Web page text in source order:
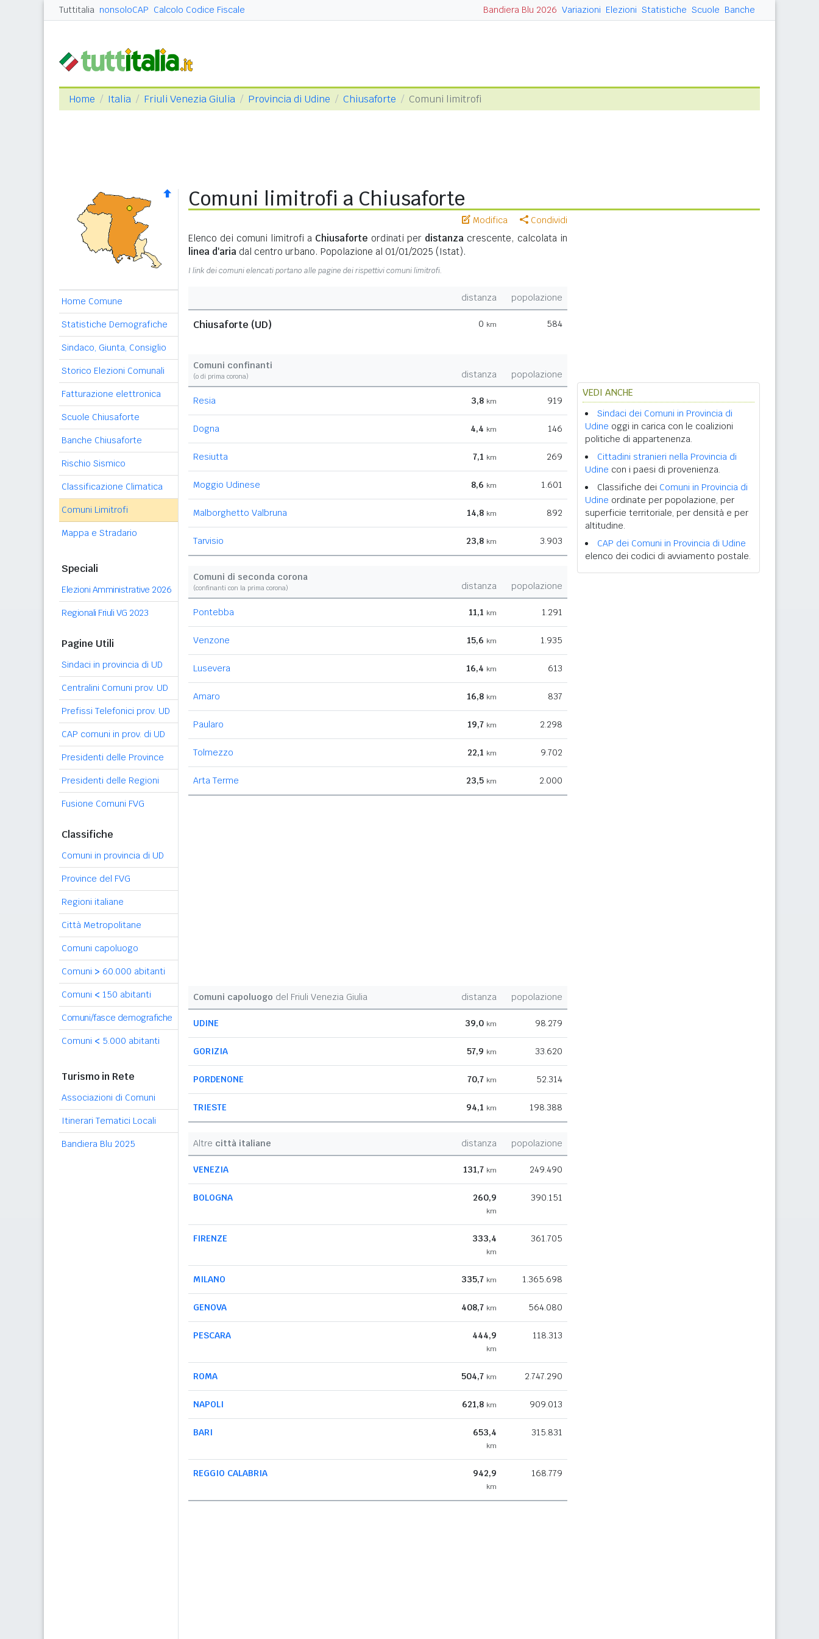
Tuttitalia nonsoloCAP Calcolo Codice Fiscale Bandiera Blu 2026 Variazioni Elezioni Statistiche Scuole Banche
Home Italia Friuli Venezia Giulia Provincia di Udine Chiusaforte Comuni limitrofi
Home Comune
Statistiche Demografiche
Sindaco, Giunta, Consiglio
Storico Elezioni Comunali
Fatturazione elettronica
Scuole Chiusaforte
Banche Chiusaforte
Rischio Sismico
Classificazione Climatica
Comuni Limitrofi
Mappa e Stradario
Speciali
Elezioni Amministrative 2026
Regionali Friuli VG 2023
Pagine Utili
Sindaci in provincia di UD
Centralini Comuni prov. UD
Prefissi Telefonici prov. UD
CAP comuni in prov. di UD
Presidenti delle Province
Presidenti delle Regioni
Fusione Comuni FVG
Classifiche
Comuni in provincia di UD
Province del FVG
Regioni italiane
Città Metropolitane
Comuni capoluogo
Comuni > 60.000 abitanti
Comuni < 150 abitanti
Comuni/fasce demografiche
Comuni < 5.000 abitanti
Turismo in Rete
Associazioni di Comuni
Itinerari Tematici Locali
Bandiera Blu 2025
Comuni limitrofi a Chiusaforte
Modifica Condividi
Elenco dei comuni limitrofi a Chiusaforte ordinati per distanzacrescente, calcolata in
linea d'aria dal centro urbano. Popolazione al 01/01/2025 (Istat).
I link dei comuni elencati portano alle pagine dei rispettivi comuni limitrofi.
distanza popolazione
Chiusaforte (UD) 0 km 584
Comuni confinanti
(o di prima corona) distanza popolazione
Resia 3,8 km 919
Dogna 4,4 km 146
Resiutta 7,1 km 269
Moggio Udinese 8,6 km 1.601
Malborghetto Valbruna 14,8 km 892
Tarvisio 23,8 km 3.903
Comuni di seconda corona
(confinanti con la prima corona) distanza popolazione
Pontebba 11,1 km 1.291
Venzone 15,6 km 1.935
Lusevera 16,4 km 613
Amaro 16,8 km 837
Paularo 19,7 km 2.298
Tolmezzo 22,1 km 9.702
Arta Terme 23,5 km 2.000
Comuni capoluogo del Friuli Venezia Giulia distanza popolazione
UDINE 39,0 km 98.279
GORIZIA 57,9 km 33.620
PORDENONE 70,7 km 52.314
TRIESTE 94,1 km 198.388
Altre città italiane distanza popolazione
VENEZIA 131,7 km 249.490
BOLOGNA 260,9
km
390.151
FIRENZE 333,4
km
361.705
MILANO 335,7 km 1.365.698
GENOVA 408,7 km 564.080
PESCARA 444,9
km
118.313
ROMA 504,7 km 2.747.290
NAPOLI 621,8 km 909.013
BARI 653,4
km
315.831
REGGIO CALABRIA 942,9
km
168.779
VEDI ANCHE
Sindaci dei Comuni in Provincia di
Udine oggi in carica con le coalizioni
politiche di appartenenza.
Cittadini stranieri nella Provincia di
Udine con i paesi di provenienza.
Classifiche dei Comuni in Provincia di
Udine ordinate per popolazione, per
superficie territoriale, per densità e per
altitudine.
CAP dei Comuni in Provincia di Udine
elenco dei codici di avviamento postale.